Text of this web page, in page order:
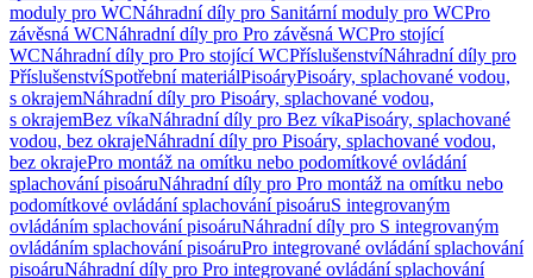
moduly pro WCNáhradní díly pro Sanitární moduly pro WCPro
závěsná WCNáhradní díly pro Pro závěsná WCPro stojící
WCNáhradní díly pro Pro stojící WCPříslušenstvíNáhradní díly pro
PříslušenstvíSpotřební materiálPisoáryPisoáry, splachované vodou,
s okrajemNáhradní díly pro Pisoáry, splachované vodou,
s okrajemBez víkaNáhradní díly pro Bez víkaPisoáry, splachované
vodou, bez okrajeNáhradní díly pro Pisoáry, splachované vodou,
bez okrajePro montáž na omítku nebo podomítkové ovládání
splachování pisoáruNáhradní díly pro Pro montáž na omítku nebo
podomítkové ovládání splachování pisoáruS integrovaným
ovládáním splachování pisoáruNáhradní díly pro S integrovaným
ovládáním splachování pisoáruPro integrované ovládání splachování
pisoáruNáhradní díly pro Pro integrované ovládání splachování